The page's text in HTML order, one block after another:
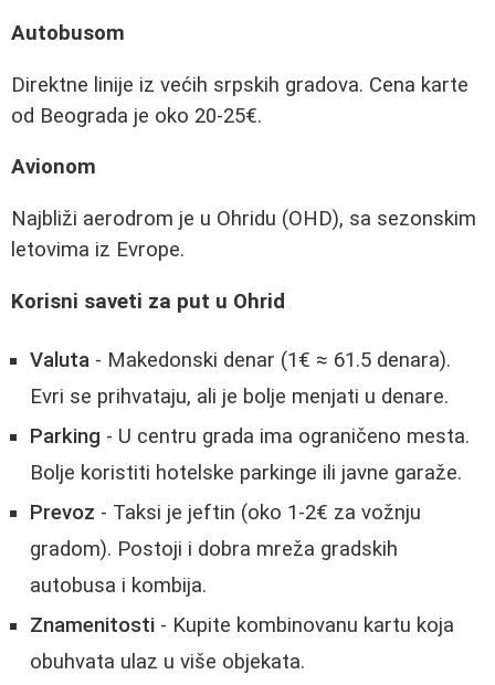
Autobusom
Direktne linije iz većih srpskih gradova. Cena karte
od Beograda je oko 20-25€.
Avionom
Najbliži aerodrom je u Ohridu (OHD), sa sezonskim
letovima iz Evrope.
Korisni saveti za put u Ohrid
Valuta - Makedonski denar (1€ ≈ 61.5 denara).
Evri se prihvataju, ali je bolje menjati u denare.
Parking - U centru grada ima ograničeno mesta.
Bolje koristiti hotelske parkinge ili javne garaže.
Prevoz - Taksi je jeftin (oko 1-2€ za vožnju
gradom). Postoji i dobra mreža gradskih
autobusa i kombija.
Znamenitosti - Kupite kombinovanu kartu koja
obuhvata ulaz u više objekata.